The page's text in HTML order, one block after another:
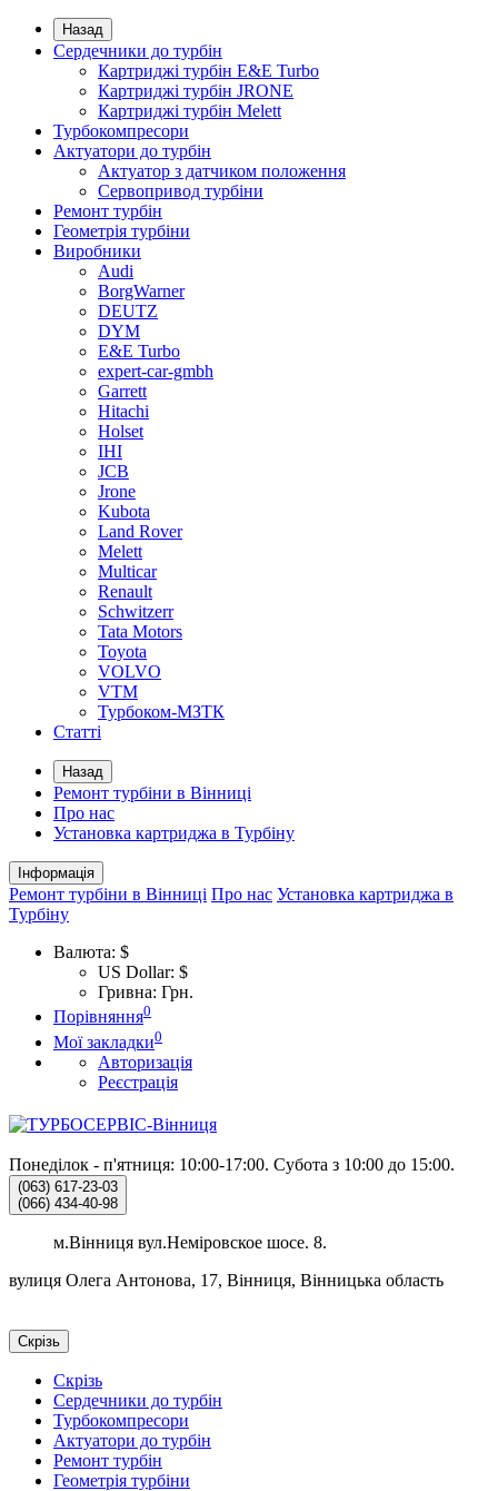
Назад
Сердечники до турбін
Картриджі турбін E&E Turbo
Картриджі турбін JRONE
Картриджі турбін Melett
Турбокомпресори
Актуатори до турбін
Актуатор з датчиком положення
Сервопривод турбіни
Ремонт турбін
Геометрія турбіни
Виробники
Audi
BorgWarner
DEUTZ
DYM
E&E Turbo
expert-car-gmbh
Garrett
Hitachi
Holset
IHI
JCB
Jrone
Kubota
Land Rover
Melett
Multicar
Renault
Schwitzerr
Tata Motors
Toyota
VOLVO
VTM
Турбоком-МЗТК
Статті
Назад
Ремонт турбіни в Вінниці
Про нас
Установка картриджа в Турбіну
Інформація
Ремонт турбіни в Вінниці Про нас Установка картриджа в
Турбіну
Валюта: $
US Dollar: $
Гривна: Грн.
Порівняння0
Мої закладки0
Авторизація
Реєстрація
Понеділок - п'ятниця: 10:00-17:00. Субота з 10:00 до 15:00.
(063) 617-23-03
(066) 434-40-98
м.Вінниця вул.Неміровское шосе. 8.
вулиця Олега Антонова, 17, Вінниця, Вінницька область
Скрізь
Скрізь
Сердечники до турбін
Турбокомпресори
Актуатори до турбін
Ремонт турбін
Геометрія турбіни